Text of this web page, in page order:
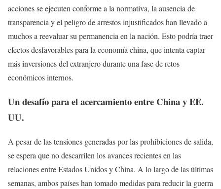
acciones se ejecuten conforme a la normativa, la ausencia de
transparencia y el peligro de arrestos injustificados han llevado a
muchos a reevaluar su permanencia en la nación. Esto podría traer
efectos desfavorables para la economía china, que intenta captar
más inversiones del extranjero durante una fase de retos
económicos internos.
Un desafío para el acercamiento entre China y EE.
UU.
A pesar de las tensiones generadas por las prohibiciones de salida,
se espera que no descarrilen los avances recientes en las
relaciones entre Estados Unidos y China. A lo largo de las últimas
semanas, ambos países han tomado medidas para reducir la guerra